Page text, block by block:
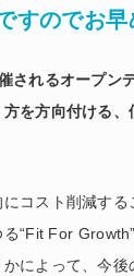
すのでお早
されるオープン
を方向付ける
にコスト削減す
“Fit For
によって、今後